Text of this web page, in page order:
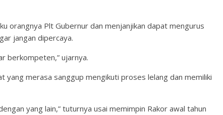
orangnya Plt Gubernur dan menjanjikan dapat mengurus
jangan dipercaya.
berkompeten,” ujarnya.
yang merasa sanggup mengikuti proses lelang dan memiliki
yang lain,” tuturnya usai memimpin Rakor awal tahun